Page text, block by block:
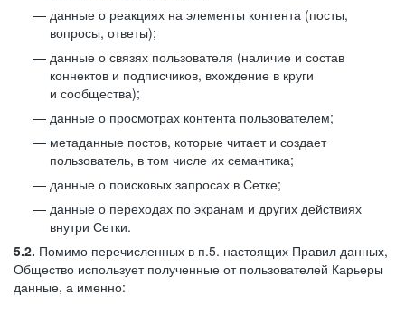
данные о реакциях на элементы контента (посты,
вопросы, ответы);
данные о связях пользователя (наличие и состав
коннектов и подписчиков, вхождение в круги
и сообщества);
данные о просмотрах контента пользователем;
метаданные постов, которые читает и создает
пользователь, в том числе их семантика;
данные о поисковых запросах в Сетке;
данные о переходах по экранам и других действиях
внутри Сетки.
5.2. Помимо перечисленных в п.5. настоящих Правил данных,
Общество использует полученные от пользователей Карьеры
данные, а именно: